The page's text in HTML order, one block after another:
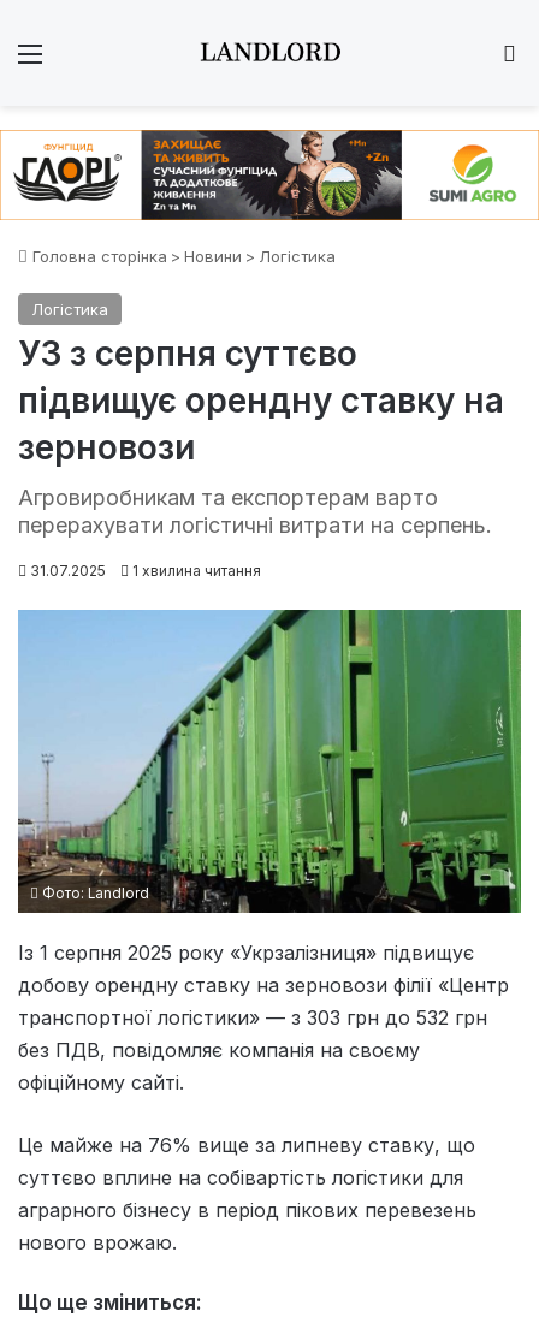
Головна сторінка > Новини > Логістика
Логістика
УЗ з серпня суттєво
підвищує орендну ставку на
зерновози
Агровиробникам та експортерам варто
перерахувати логістичні витрати на серпень.
31.07.2025 1 хвилина читання
Фото: Landlord
Із 1 серпня 2025 року «Укрзалізниця» підвищує
добову орендну ставку на зерновози філії «Центр
транспортної логістики» — з 303 грн до 532 грн
без ПДВ, повідомляє компанія на своєму
офіційному сайті.
Це майже на 76% вище за липневу ставку, що
суттєво вплине на собівартість логістики для
аграрного бізнесу в період пікових перевезень
нового врожаю.
Що ще зміниться: